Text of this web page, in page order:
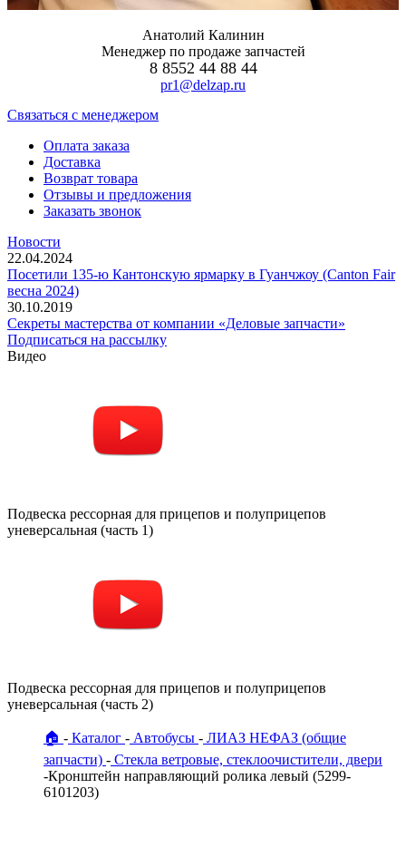
Анатолий Калинин
Менеджер по продаже запчастей
8 8552 44 88 44
pr1@delzap.ru
Cвязаться с менеджером
Оплата заказа
Доставка
Возврат товара
Отзывы и предложения
Заказать звонок
Новости
22.04.2024
Посетили 135-ю Кантонскую ярмарку в Гуанчжоу (Canton Fair
весна 2024)
30.10.2019
Секреты мастерства от компании «Деловые запчасти»
Подписаться на рассылку
Видео
Подвеска рессорная для прицепов и полуприцепов
уневерсальная (часть 1)
Подвеска рессорная для прицепов и полуприцепов
уневерсальная (часть 2)
🏠 Каталог Автобусы
ЛИАЗ НЕФАЗ (общие
запчасти)
Стекла ветровые, стеклоочистители, двери
Кронштейн направляющий ролика левый (5299-
6101203)